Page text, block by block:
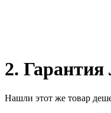
2.
Нашли этот же товар